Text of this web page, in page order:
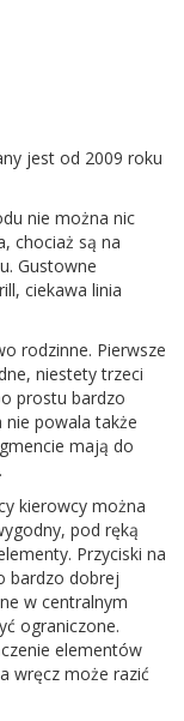
jest od 2009 roku
nie można nic
chociaż są na
Gustowne
ciekawa linia
rodzinne. Pierwsze
niestety trzeci
prostu bardzo
powala także
mają do
kierowcy można
pod ręką
Przyciski na
bardzo dobrej
w centralnym
ograniczone.
elementów
wręcz może razić